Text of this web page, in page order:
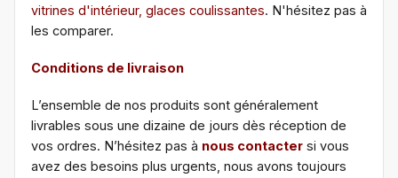
vitrines d'intérieur, glaces coulissantes. N'hésitez pas à
les comparer.
Conditions de livraison
L’ensemble de nos produits sont généralement
livrables sous une dizaine de jours dès réception de
vos ordres. N’hésitez pas à nous contacter si vous
avez des besoins plus urgents, nous avons toujours